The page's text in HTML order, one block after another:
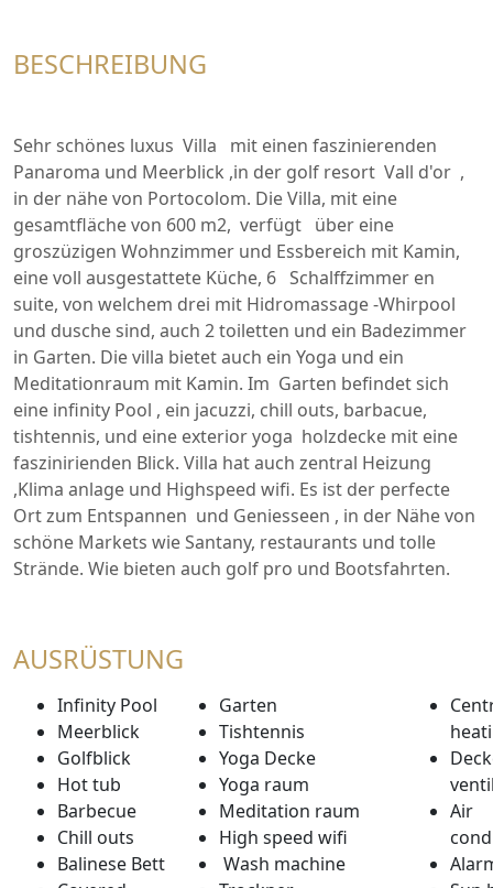
BESCHREIBUNG
Sehr schönes luxus Villa mit einen faszinierenden
Panaroma und Meerblick ,in der golf resort Vall d'or ,
in der nähe von Portocolom. Die Villa, mit eine
gesamtfläche von 600 m2, verfügt über eine
groszüzigen Wohnzimmer und Essbereich mit Kamin,
eine voll ausgestattete Küche, 6 Schalffzimmer en
suite, von welchem drei mit Hidromassage -Whirpool
und dusche sind, auch 2 toiletten und ein Badezimmer
in Garten. Die villa bietet auch ein Yoga und ein
Meditationraum mit Kamin. Im Garten befindet sich
eine infinity Pool , ein jacuzzi, chill outs, barbacue,
tishtennis, und eine exterior yoga holzdecke mit eine
faszinirienden Blick. Villa hat auch zentral Heizung
,Klima anlage und Highspeed wifi. Es ist der perfecte
Ort zum Entspannen und Geniesseen , in der Nähe von
schöne Markets wie Santany, restaurants und tolle
Strände. Wie bieten auch golf pro und Bootsfahrten.
AUSRÜSTUNG
Infinity Pool
Meerblick
Golfblick
Hot tub
Barbecue
Chill outs
Balinese Bett
Garten
Tishtennis
Yoga Decke
Yoga raum
Meditation raum
High speed wifi
Wash machine
Air